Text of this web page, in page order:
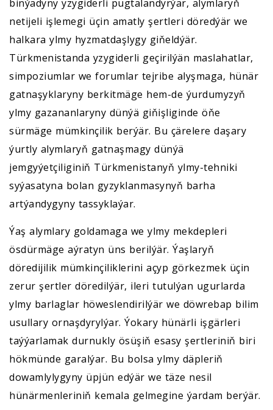
binýadyny yzygiderli pugtalandyrýar, alymlaryň
netijeli işlemegi üçin amatly şertleri döredýär we
halkara ylmy hyzmatdaşlygy giňeldýär.
Türkmenistanda yzygiderli geçirilýän maslahatlar,
simpoziumlar we forumlar tejribe alyşmaga, hünär
gatnaşyklaryny berkitmäge hem-de ýurdumyzyň
ylmy gazananlaryny dünýä giňişliginde öňe
sürmäge mümkinçilik berýär. Bu çärelere daşary
ýurtly alymlaryň gatnaşmagy dünýä
jemgyýetçiliginiň Türkmenistanyň ylmy-tehniki
syýasatyna bolan gyzyklanmasynyň barha
artýandygyny tassyklaýar.
Ýaş alymlary goldamaga we ylmy mekdepleri
ösdürmäge aýratyn üns berilýär. Ýaşlaryň
döredijilik mümkinçiliklerini açyp görkezmek üçin
zerur şertler döredilýär, ileri tutulýan ugurlarda
ylmy barlaglar höweslendirilýär we döwrebap bilim
usullary ornaşdyrylýar. Ýokary hünärli işgärleri
taýýarlamak durnukly ösüşiň esasy şertleriniň biri
hökmünde garalýar. Bu bolsa ylmy däpleriň
dowamlylygyny üpjün edýär we täze nesil
hünärmenleriniň kemala gelmegine ýardam berýär.